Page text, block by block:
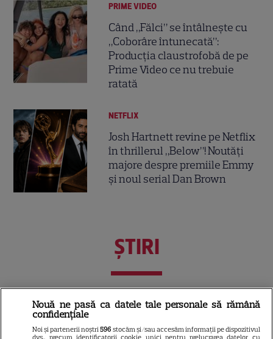
PRIME VIDEO
Când „Fălci” se întâlnește cu
„Coborâre întunecată”:
Producția claustrofobă de pe
Prime Video ce nu trebuie
ratată
NETFLIX
Josh Hartnett revine pe Netflix
în thrillerul „Below”! Noutăți
majore despre premiile Emmy
și noul serial Dan Brown
ŞTIRI
VEDETE STRĂINE
Nouă ne pasă ca datele tale personale să rămână
confidențiale
Noi și partenerii noștri596 stocăm și/sau accesăm informații pe dispozitivul
dvs., precum identificatorii cookie unici pentru prelucrarea datelor cu